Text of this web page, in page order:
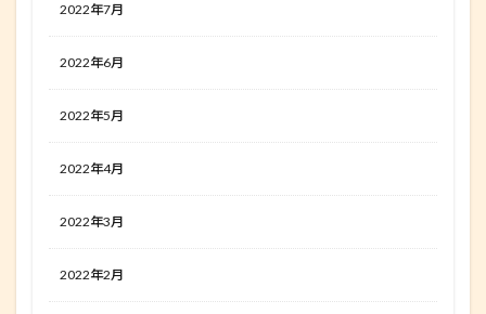
2022年7月
2022年6月
2022年5月
2022年4月
2022年3月
2022年2月